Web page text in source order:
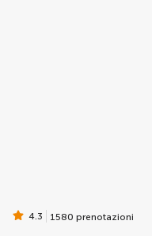
4.3 1580 prenotazioni